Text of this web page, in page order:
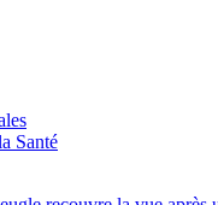
Santé